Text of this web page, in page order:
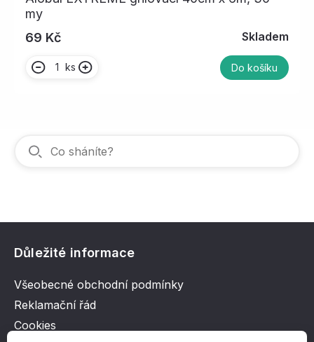
my
69 Kč
Skladem
ks Do košíku
Důležité informace
Všeobecné obchodní podmínky
Reklamační řád
Cookies